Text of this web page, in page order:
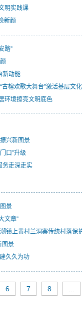
明实践课
新颜
路”
新动能
榕欢歌大舞台”激活基层文
环境擦亮文明底色
兴新图景
口”升级
务走深走实
景
文章”
镇上黄村兰洞寨传统村落保
图景
久久为功
6 7 8